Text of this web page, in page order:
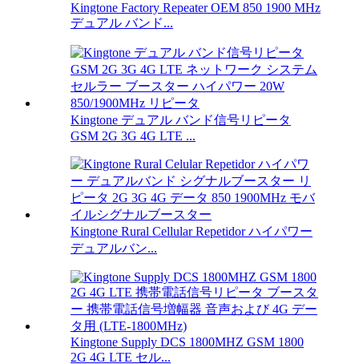
Kingtone Factory Repeater OEM 850 1900 MHz
デュアル バンド...
Kingtone デュアル バンド信号リピータ
GSM 2G 3G 4G LTE ...
Kingtone Rural Cellular Repetidor ハイパワー
デュアルバン...
Kingtone Supply DCS 1800MHZ GSM 1800
2G 4G LTE セル...